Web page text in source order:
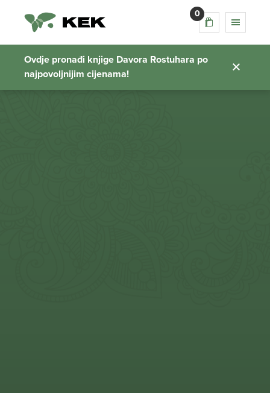
0
Ovdje pronađi knjige Davora Rostuhara po
najpovoljnijim cijenama!